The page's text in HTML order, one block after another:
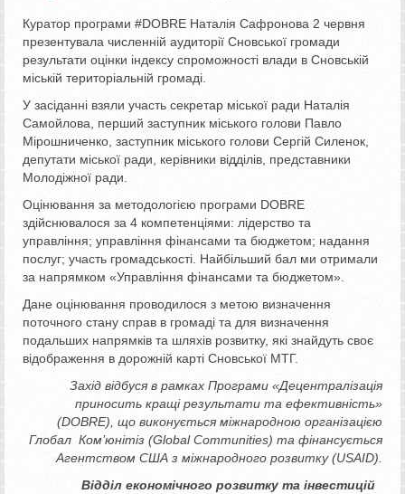
Куратор програми #DOBRE Наталія Сафронова 2 червня
презентувала численній аудиторії Сновської громади
результати оцінки індексу спроможності влади в Сновській
міській територіальній громаді.
У засіданні взяли участь секретар міської ради Наталія
Самойлова, перший заступник міського голови Павло
Мірошниченко, заступник міського голови Сергій Силенок,
депутати міської ради, керівники відділів, представники
Молодіжної ради.
Оцінювання за методологією програми DOBRE
здійснювалося за 4 компетенціями: лідерство та
управління; управління фінансами та бюджетом; надання
послуг; участь громадськості. Найбільший бал ми отримали
за напрямком «Управління фінансами та бюджетом».
Дане оцінювання проводилося з метою визначення
поточного стану справ в громаді та для визначення
подальших напрямків та шляхів розвитку, які знайдуть своє
відображення в дорожній карті Сновської МТГ.
Захід відбуся в рамках Програми «Децентралізація
приносить кращі результати та ефективність»
(DOBRE), що виконується міжнародною організацією
Глобал Ком’юнітіз (Global Communities) та фінансується
Агентством США з міжнародного розвитку (USAID).
Відділ економічного розвитку та інвестицій